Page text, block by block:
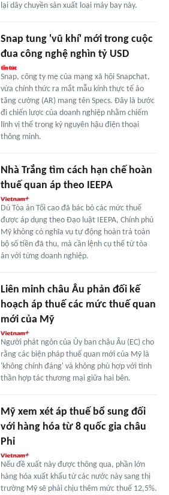
lại dây chuyền sản xuất loại máy bay này.
Snap tung 'vũ khí' mới trong cuộc
đua công nghệ nghìn tỷ USD
Snap, công ty mẹ của mạng xã hội Snapchat,
vừa chính thức ra mắt mẫu kính thực tế ảo
tăng cường (AR) mang tên Specs. Đây là bước
đi chiến lược của doanh nghiệp nhằm chiếm
lĩnh vị thế trong kỷ nguyên hậu điện thoại
thông minh.
Nhà Trắng tìm cách hạn chế hoàn
thuế quan áp theo IEEPA
Dù Tòa án Tối cao đã bác bỏ các mức thuế
được áp dụng theo Đạo luật IEEPA, Chính phủ
Mỹ không có nghĩa vụ tự động hoàn trả toàn
bộ số tiền đã thu, mà cần lệnh cụ thể từ tòa
án với từng doanh nghiệp.
Liên minh châu Âu phản đối kế
hoạch áp thuế các mức thuế quan
mới của Mỹ
Người phát ngôn của Ủy ban châu Âu (EC) cho
rằng các biện pháp thuế quan mới của Mỹ là
'không chính đáng' và không phù hợp với tinh
thần hợp tác thương mại giữa hai bên.
Mỹ xem xét áp thuế bổ sung đối
với hàng hóa từ 8 quốc gia châu
Phi
Nếu đề xuất này được thông qua, phần lớn
hàng hóa xuất khẩu từ các nước này sang thị
trường Mỹ sẽ phải chịu thêm mức thuế 12,5%.